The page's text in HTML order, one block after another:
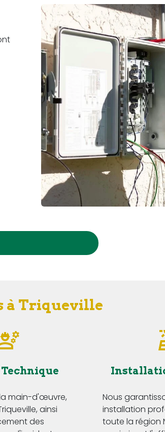
à Triqueville
main-d'œuvre,
ainsi
des
Nous
installation
toute la région